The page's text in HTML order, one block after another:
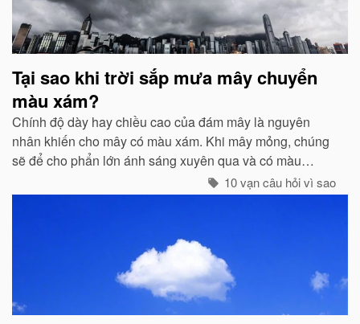
Tại sao khi trời sắp mưa mây chuyển
màu xám?
Chính độ dày hay chiều cao của đám mây là nguyên
nhân khiến cho mây có màu xám. Khi mây mỏng, chúng
sẽ để cho phẩn lớn ánh sáng xuyên qua và có màu
10 vạn câu hỏi vì sao